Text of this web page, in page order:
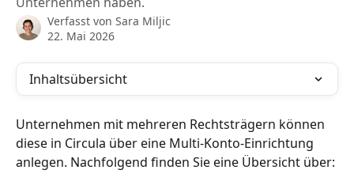
Verfasst von Sara Miljic
22. Mai 2026
Inhaltsübersicht
Unternehmen mit mehreren Rechtsträgern können
diese in Circula über eine Multi-Konto-Einrichtung
anlegen. Nachfolgend finden Sie eine Übersicht über: